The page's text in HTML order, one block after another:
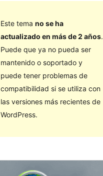
Este tema no se ha
actualizado en más de 2 años.
Puede que ya no pueda ser
mantenido o soportado y
puede tener problemas de
compatibilidad si se utiliza con
las versiones más recientes de
WordPress.